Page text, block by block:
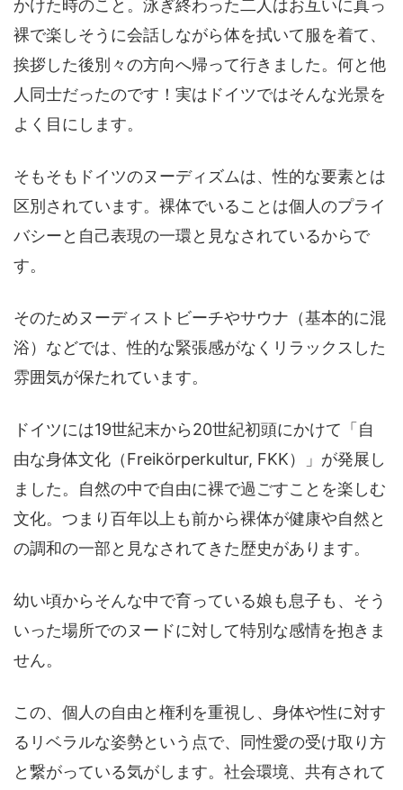
かけた時のこと。泳ぎ終わった二人はお互いに真っ
裸で楽しそうに会話しながら体を拭いて服を着て、
挨拶した後別々の方向へ帰って行きました。何と他
人同士だったのです！実はドイツではそんな光景を
よく目にします。
そもそもドイツのヌーディズムは、性的な要素とは
区別されています。裸体でいることは個人のプライ
バシーと自己表現の一環と見なされているからで
す。
そのためヌーディストビーチやサウナ（基本的に混
浴）などでは、性的な緊張感がなくリラックスした
雰囲気が保たれています。
ドイツには19世紀末から20世紀初頭にかけて「自
由な身体文化（Freikörperkultur, FKK）」が発展し
ました。自然の中で自由に裸で過ごすことを楽しむ
文化。つまり百年以上も前から裸体が健康や自然と
の調和の一部と見なされてきた歴史があります。
幼い頃からそんな中で育っている娘も息子も、そう
いった場所でのヌードに対して特別な感情を抱きま
せん。
この、個人の自由と権利を重視し、身体や性に対す
るリベラルな姿勢という点で、同性愛の受け取り方
と繋がっている気がします。社会環境、共有されて